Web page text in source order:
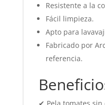
Resistente a la
Fácil limpieza.
Apto para
Fabricado por
referencia.